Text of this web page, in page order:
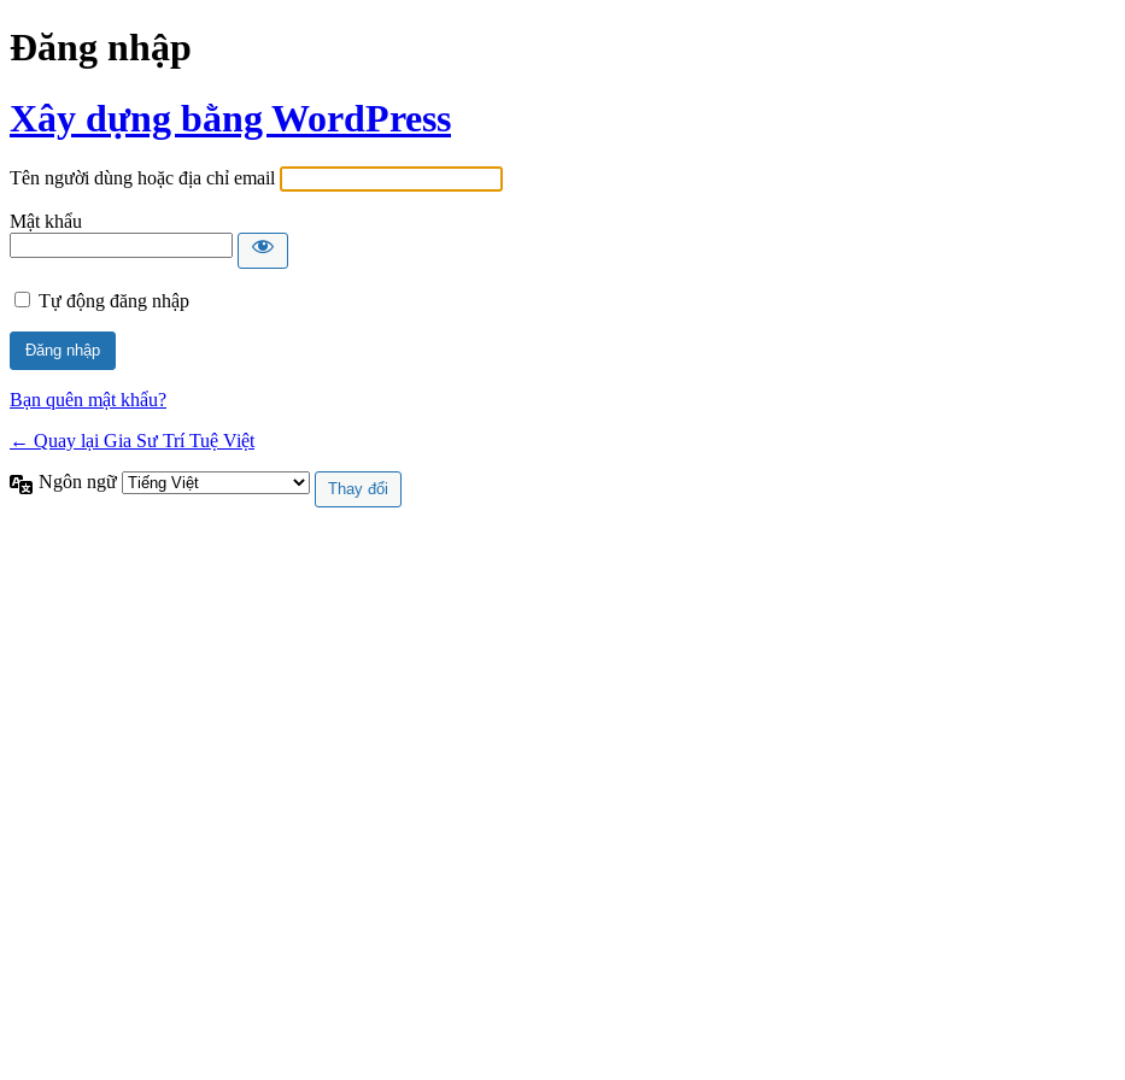
Đăng nhập
Xây dựng bằng WordPress
Tên người dùng hoặc địa chỉ email
Mật khẩu
Tự động đăng nhập
Bạn quên mật khẩu?
← Quay lại Gia Sư Trí Tuệ Việt
Ngôn ngữ